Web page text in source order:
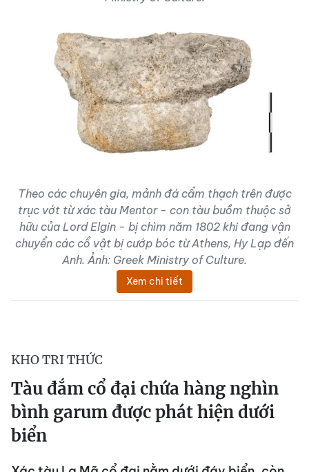
Theo các chuyên gia, mảnh đá cẩm thạch trên được
trục vớt từ xác tàu Mentor - con tàu buồm thuộc sở
hữu của Lord Elgin - bị chìm năm 1802 khi đang vận
chuyển các cổ vật bị cướp bóc từ Athens, Hy Lạp đến
Anh. Ảnh: Greek Ministry of Culture.
Xem chi tiết
KHO TRI THỨC
Tàu đắm cổ đại chứa hàng nghìn
bình garum được phát hiện dưới
biển